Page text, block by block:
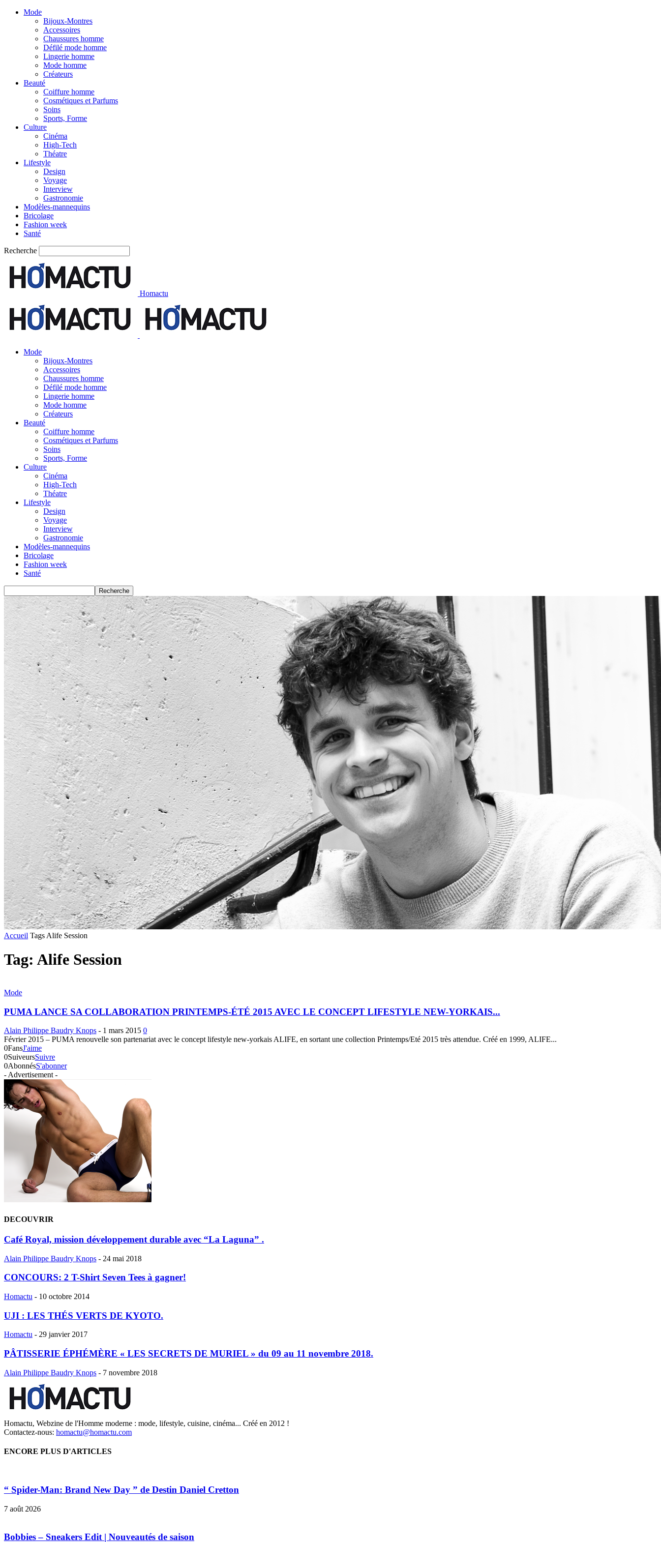
Mode
Bijoux-Montres
Accessoires
Chaussures homme
Défilé mode homme
Lingerie homme
Mode homme
Créateurs
Beauté
Coiffure homme
Cosmétiques et Parfums
Soins
Sports, Forme
Culture
Cinéma
High-Tech
Théatre
Lifestyle
Design
Voyage
Interview
Gastronomie
Modèles-mannequins
Bricolage
Fashion week
Santé
Recherche
Homactu
Mode
Bijoux-Montres
Accessoires
Chaussures homme
Défilé mode homme
Lingerie homme
Mode homme
Créateurs
Beauté
Coiffure homme
Cosmétiques et Parfums
Soins
Sports, Forme
Culture
Cinéma
High-Tech
Théatre
Lifestyle
Design
Voyage
Interview
Gastronomie
Modèles-mannequins
Bricolage
Fashion week
Santé
Accueil Tags Alife Session
Tag: Alife Session
Mode
PUMA LANCE SA COLLABORATION PRINTEMPS-ÉTÉ 2015 AVEC LE CONCEPT LIFESTYLE NEW-YORKAIS...
Alain Philippe Baudry Knops - 1 mars 2015 0
Février 2015 – PUMA renouvelle son partenariat avec le concept lifestyle new-yorkais ALIFE, en sortant une collection Printemps/Eté 2015 très attendue. Créé en 1999, ALIFE...
0FansJ'aime
0SuiveursSuivre
0AbonnésS'abonner
- Advertisement -
DECOUVRIR
Café Royal, mission développement durable avec “La Laguna” .
Alain Philippe Baudry Knops - 24 mai 2018
CONCOURS: 2 T-Shirt Seven Tees à gagner!
Homactu - 10 octobre 2014
UJI : LES THÉS VERTS DE KYOTO.
Homactu - 29 janvier 2017
PÂTISSERIE ÉPHÉMÈRE « LES SECRETS DE MURIEL » du 09 au 11 novembre 2018.
Alain Philippe Baudry Knops - 7 novembre 2018
Homactu, Webzine de l'Homme moderne : mode, lifestyle, cuisine, cinéma... Créé en 2012 !
Contactez-nous: homactu@homactu.com
ENCORE PLUS D'ARTICLES
“ Spider-Man: Brand New Day ” de Destin Daniel Cretton
7 août 2026
Bobbies – Sneakers Edit | Nouveautés de saison